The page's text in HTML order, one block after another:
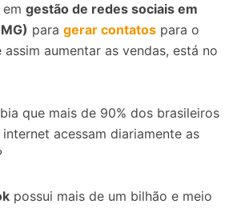
gestão de redes sociais em
para gerar contatos para o
assim aumentar as vendas, está no
que mais de 90% dos brasileiros
acessam diariamente as
possui mais de um bilhão e meio